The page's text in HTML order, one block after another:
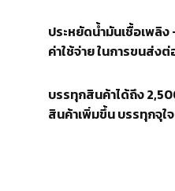
ประหยัดน้ำมันเชื้อเพลิง
ค่าใช้จ่าย ในการขนส่ง
บรรทุกสินค้าได้ถึง
สินค้าเพิ่มขึ้น บรรทุกจุใ